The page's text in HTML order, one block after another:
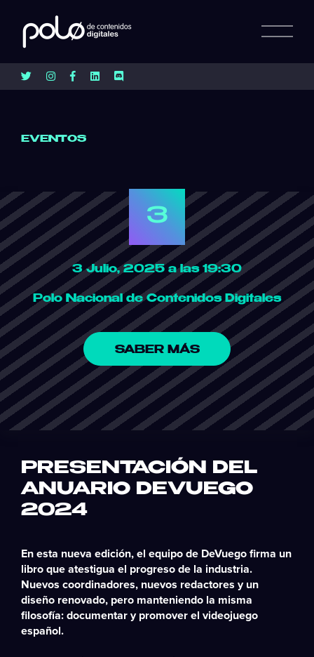
EVENTOS
3
3 Julio, 2025 a las 19:30
Polo Nacional de Contenidos Digitales
SABER MÁS
PRESENTACIÓN DEL
ANUARIO DEVUEGO
2024
En esta nueva edición, el equipo de DeVuego firma un
libro que atestigua el progreso de la industria.
Nuevos coordinadores, nuevos redactores y un
diseño renovado, pero manteniendo la misma
filosofía: documentar y promover el videojuego
español.